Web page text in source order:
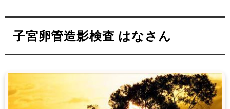
子宮卵管造影検査 はなさん